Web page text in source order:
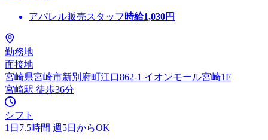
アパレル販売スタッフ 時給1,030円
勤務地
面接地
宮崎県宮崎市新別府町江口862-1 イオンモール宮崎1F
宮崎駅 徒歩36分
シフト
1日7.5時間 週5日からOK